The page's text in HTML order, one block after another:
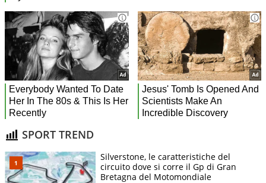
SPORT TREND
Silverstone, le caratteristiche del
circuito dove si corre il Gp di Gran
Bretagna del Motomondiale